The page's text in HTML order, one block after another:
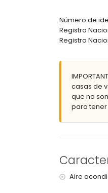
Baño con
Exterior de
Parcela
2 terrazas
Cocina
Área de
Ribera u
Puerto
Segundo
Número de
Registro
Registro
casas de
que no
para
Aire